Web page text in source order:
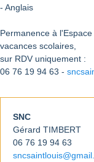
- Anglais
Permanence à
vacances scolaires,
sur RDV uniquement :
06 76 19 94 63 -
SNC
Gérard TIMBERT
06 76 19 94 63